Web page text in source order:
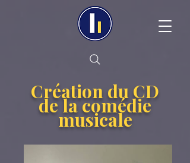
Création du CD
de la comédie
musicale